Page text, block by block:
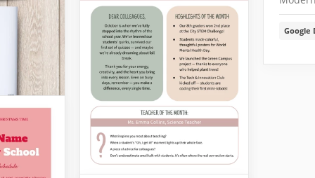
aula -
Google